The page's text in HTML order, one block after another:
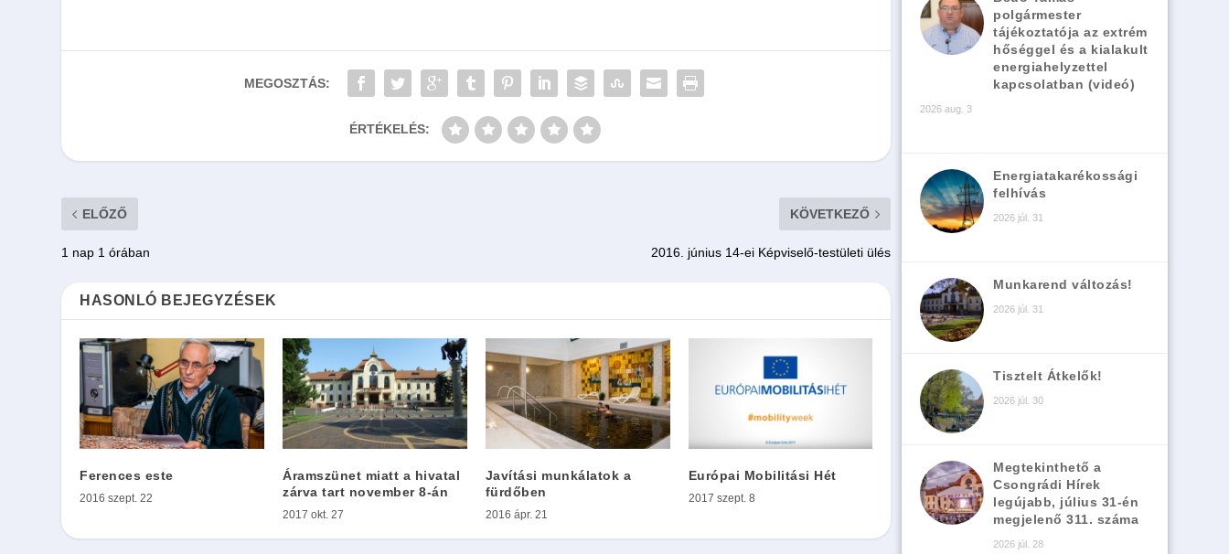
MEGOSZTÁS:
ÉRTÉKELÉS:
ELŐZŐ
1 nap 1 órában
KÖVETKEZŐ
2016. június 14-ei Képviselő-testületi ülés
HASONLÓ BEJEGYZÉSEK
Ferences este
2016 szept. 22
Áramszünet miatt a hivatal
zárva tart november 8-án
2017 okt. 27
Javítási munkálatok a
fürdőben
2016 ápr. 21
Európai Mobilitási Hét
2017 szept. 8
polgármester
tájékoztatója az extrém
hőséggel és a kialakult
energiahelyzettel
kapcsolatban (videó)
2026 aug. 3
Energiatakarékossági
felhívás
2026 júl. 31
Munkarend változás!
2026 júl. 31
Tisztelt Átkelők!
2026 júl. 30
Megtekinthető a
Csongrádi Hírek
legújabb, július 31-én
megjelenő 311. száma
2026 júl. 28